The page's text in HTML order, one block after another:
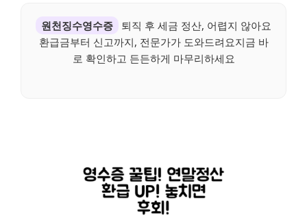
원천징수영수증
퇴직 후 세금 정산, 어렵지 않아요
환급금부터 신고까지, 전문가가 도와드려요지금 바
로 확인하고 든든하게 마무리하세요